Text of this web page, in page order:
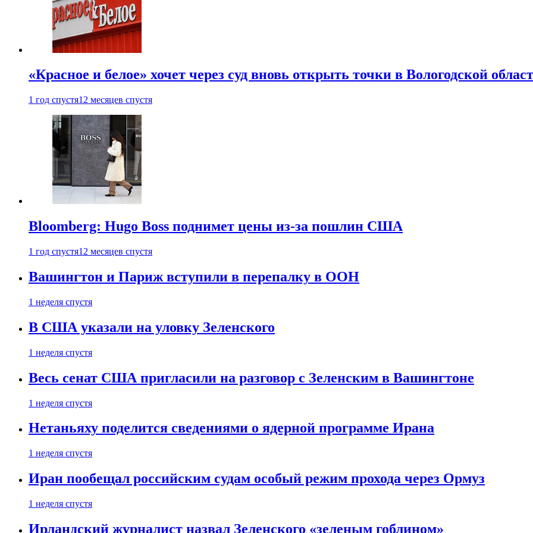
«Красное и белое» хочет через суд вновь открыть точки в Вологодской
1 год спустя12 месяцев спустя
Bloomberg: Hugo Boss поднимет цены из-за пошлин США
1 год спустя12 месяцев спустя
Вашингтон и Париж вступили в перепалку в ООН
1 неделя спустя
В США указали на уловку Зеленского
1 неделя спустя
Весь сенат США пригласили на разговор с Зеленским в Вашингтоне
1 неделя спустя
Нетаньяху поделится сведениями о ядерной программе Ирана
1 неделя спустя
Иран пообещал российским судам особый режим прохода через Ормуз
1 неделя спустя
Ирландский журналист назвал Зеленского «зеленым гоблином»